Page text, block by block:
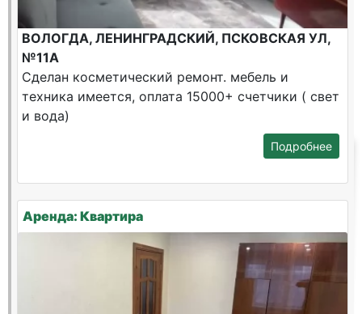
ВОЛОГДА, ЛЕНИНГРАДСКИЙ, ПСКОВСКАЯ УЛ,
№11А
Сделан косметический ремонт. мебель и
техника имеется, оплата 15000+ счетчики ( свет
и вода)
Подробнее
Аренда: Квартира